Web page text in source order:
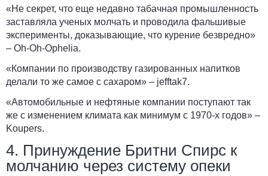
«Не секрет, что еще недавно табачная промышленность
заставляла ученых молчать и проводила фальшивые
эксперименты, доказывающие, что курение безвредно»
– Oh-Oh-Ophelia.
«Компании по производству газированных напитков
делали то же самое с сахаром» – jefftak7.
«Автомобильные и нефтяные компании поступают так
же с изменением климата как минимум с 1970-х годов» –
Koupers.
4. Принуждение Бритни Спирс к
молчанию через систему опеки